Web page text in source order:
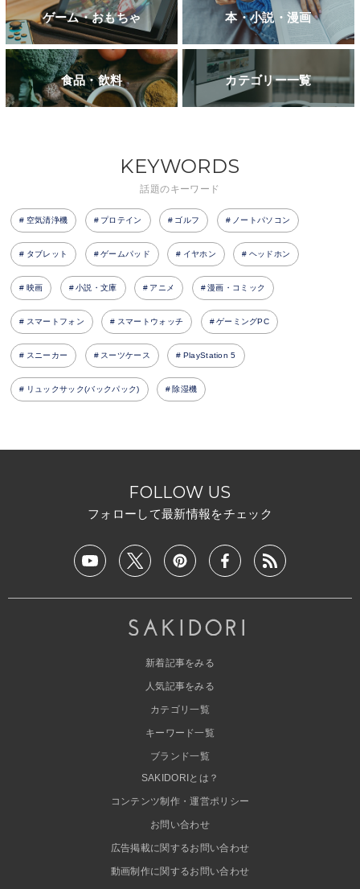
ゲーム・おもちゃ 本・小説・漫画
食品・飲料 カテゴリー一覧
KEYWORDS
話題のキーワード
空気清浄機 プロテイン ゴルフ ノートパソコン
タブレット ゲームパッド イヤホン ヘッドホン
映画 小説・文庫 アニメ 漫画・コミック
スマートフォン スマートウォッチ ゲーミングPC
スニーカー スーツケース PlayStation 5
リュックサック(バックパック) 除湿機
FOLLOW US
フォローして最新情報をチェック
新着記事をみる
人気記事をみる
カテゴリ一覧
キーワード一覧
ブランド一覧
SAKIDORIとは？
コンテンツ制作・運営ポリシー
お問い合わせ
広告掲載に関するお問い合わせ
動画制作に関するお問い合わせ